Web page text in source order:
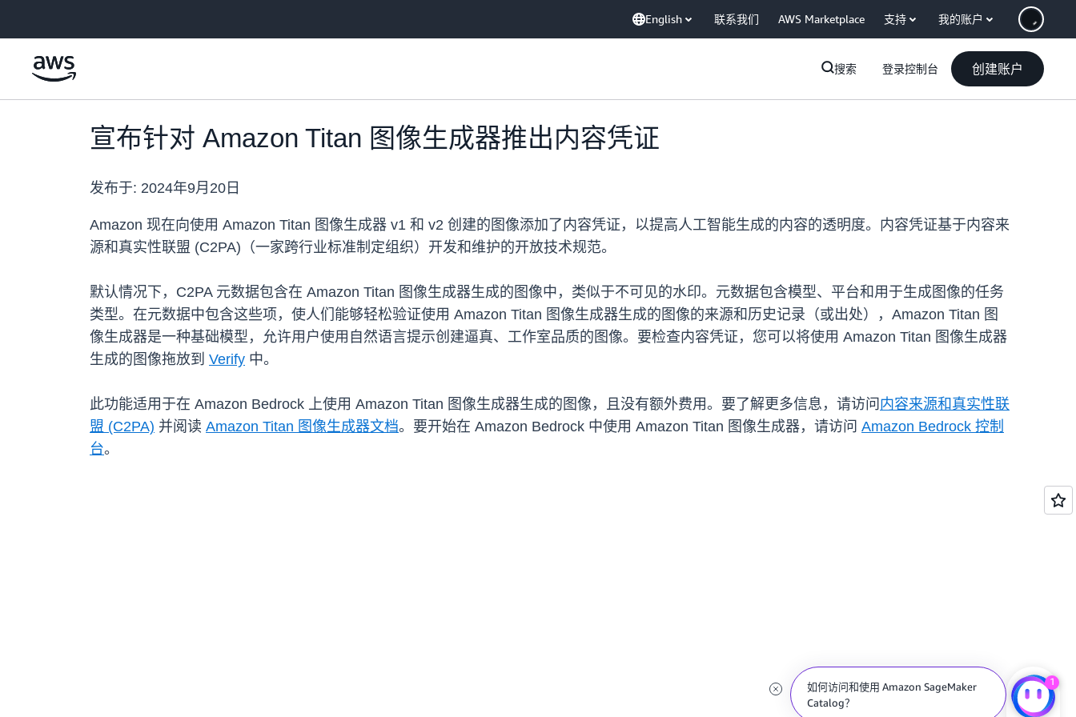
English 联系我们 AWS Marketplace 支持 我的账户
搜索 登录控制台 创建账户
宣布针对 Amazon Titan 图像生成器推出内容凭证
发布于: 2024年9月20日
Amazon 现在向使用 Amazon Titan 图像生成器 v1 和 v2 创建的图像添加了内容凭证，以提高人工智能生成的内容的透明度。内容凭证基于内容来
源和真实性联盟 (C2PA)（一家跨行业标准制定组织）开发和维护的开放技术规范。
默认情况下，C2PA 元数据包含在 Amazon Titan 图像生成器生成的图像中，类似于不可见的水印。元数据包含模型、平台和用于生成图像的任务
类型。在元数据中包含这些项，使人们能够轻松验证使用 Amazon Titan 图像生成器生成的图像的来源和历史记录（或出处），Amazon Titan 图
像生成器是一种基础模型，允许用户使用自然语言提示创建逼真、工作室品质的图像。要检查内容凭证，您可以将使用 Amazon Titan 图像生成器
生成的图像拖放到 Verify 中。
此功能适用于在 Amazon Bedrock 上使用 Amazon Titan 图像生成器生成的图像，且没有额外费用。要了解更多信息，请访问 内容来源和真实性联
盟 (C2PA) 并阅读 Amazon Titan 图像生成器文档。要开始在 Amazon Bedrock 中使用 Amazon Titan 图像生成器，请访问 Amazon Bedrock 控制
台。
如何访问和使用 Amazon SageMaker
Catalog？
1